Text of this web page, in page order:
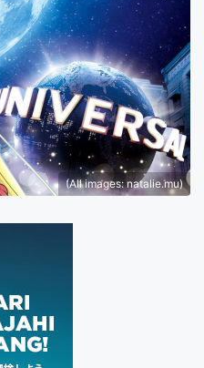
(All images: natalie.mu)